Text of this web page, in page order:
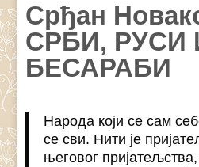
Срђан
СРБИ, РУСИ
БЕСАРАБИ
Народа који се сам
се сви. Нити је
његовог